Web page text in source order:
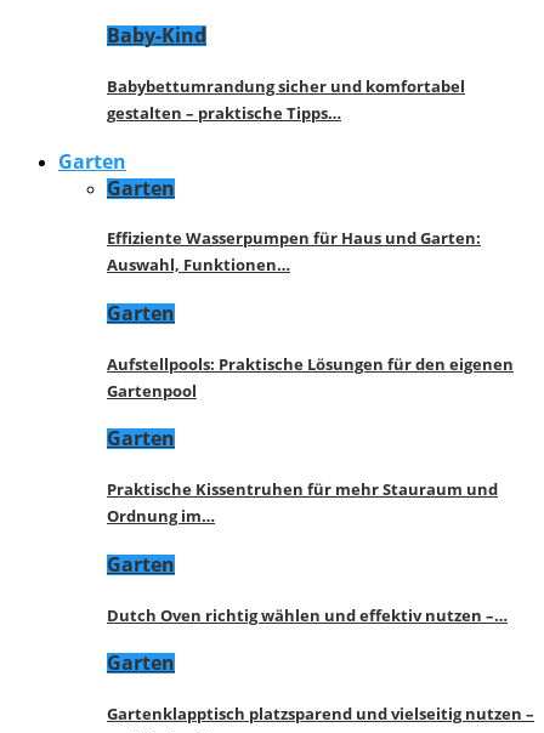
Baby-Kind
Babybettumrandung sicher und komfortabel
gestalten – praktische Tipps…
Garten
Garten
Effiziente Wasserpumpen für Haus und Garten:
Auswahl, Funktionen…
Garten
Aufstellpools: Praktische Lösungen für den eigenen
Gartenpool
Garten
Praktische Kissentruhen für mehr Stauraum und
Ordnung im…
Garten
Dutch Oven richtig wählen und effektiv nutzen –…
Garten
Gartenklapptisch platzsparend und vielseitig nutzen –